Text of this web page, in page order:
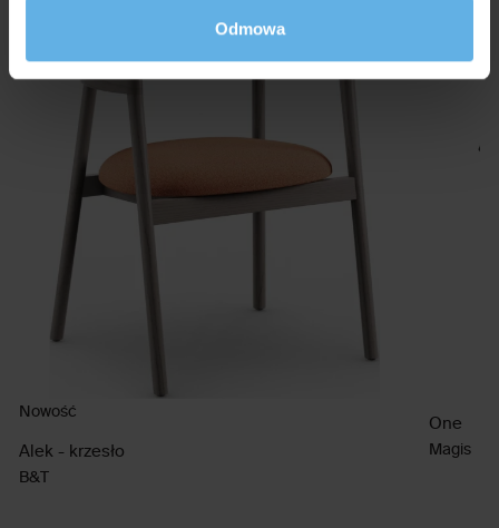
Odmowa
Nowość
Alek - krzesło
B&T
One
Magis